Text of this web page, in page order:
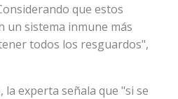
que estos
un sistema inmune más
todos los resguardos",
la experta señala que "si se